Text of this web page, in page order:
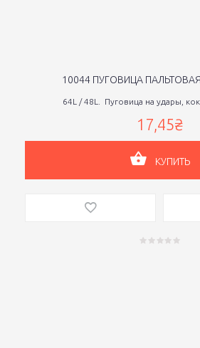
10044 ПУГОВИЦА
64L / 48L. Пуговица на удары,
17,45₴
КУПИТЬ